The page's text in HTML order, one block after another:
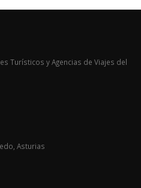
Turísticos y Agencias de Viajes del
Asturias